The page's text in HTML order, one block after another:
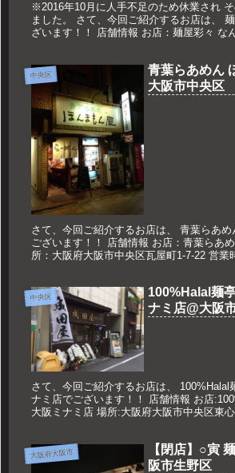
※2016年10月に人手不足のため休業され
ました。 さて、今回ご紹介するお店は、
ざいます！！ 店舗情報 お店：麺屋彩々 な
中央区
青葉らあめん
大阪市中央区
さて、今回ご紹介するお店は、 青葉らあ
ございます！！ 店舗情報 お店：青葉らあ
所：大阪府大阪市中央区瓦屋町1-7-22 営業
中央区
100%Halal麺
ナミ店@大阪
さて、今回ご紹介するお店は、 100%Halal
ナミ店でございます！！ 店舗情報 お店
大阪ミナミ店 場所:大阪府大阪市中央区東心
大阪府大阪市
【閉店】○寅
阪市生野区